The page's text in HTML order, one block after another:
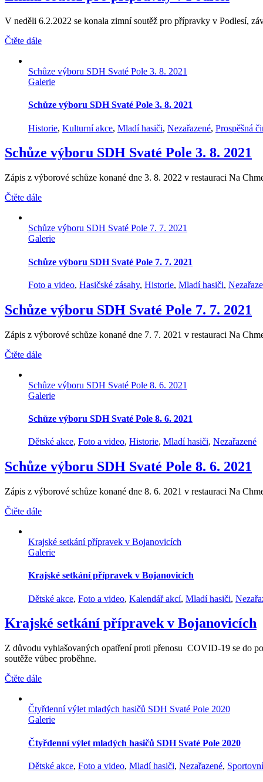
V neděli 6.2.2022 se konala zimní soutěž pro přípravky v Podlesí,
Čtěte dále
Schůze výboru SDH Svaté Pole 3. 8. 2021
Galerie
Schůze výboru SDH Svaté Pole 3. 8. 2021
Historie, Kulturní akce, Mladí hasiči, Nezařazené, Prospěšná
Schůze výboru SDH Svaté Pole 3. 8. 2021
Zápis z výborové schůze konané dne 3. 8. 2022 v restauraci Na
Čtěte dále
Schůze výboru SDH Svaté Pole 7. 7. 2021
Galerie
Schůze výboru SDH Svaté Pole 7. 7. 2021
Foto a video, Hasičské zásahy, Historie, Mladí hasiči,
Schůze výboru SDH Svaté Pole 7. 7. 2021
Zápis z výborové schůze konané dne 7. 7. 2021 v restauraci Na
Čtěte dále
Schůze výboru SDH Svaté Pole 8. 6. 2021
Galerie
Schůze výboru SDH Svaté Pole 8. 6. 2021
Dětské akce, Foto a video, Historie, Mladí hasiči, Nezařazené
Schůze výboru SDH Svaté Pole 8. 6. 2021
Zápis z výborové schůze konané dne 8. 6. 2021 v restauraci Na
Čtěte dále
Krajské setkání přípravek v Bojanovicích
Galerie
Krajské setkání přípravek v Bojanovicích
Dětské akce, Foto a video, Kalendář akcí, Mladí hasiči,
Krajské setkání přípravek v Bojanovicích
Z důvodu vyhlašovaných opatření proti přenosu COVID-19 se do
soutěže vůbec proběhne.
Čtěte dále
Čtyřdenní výlet mladých hasičů SDH Svaté Pole 2020
Galerie
Čtyřdenní výlet mladých hasičů SDH Svaté Pole 2020
Dětské akce, Foto a video, Mladí hasiči, Nezařazené,